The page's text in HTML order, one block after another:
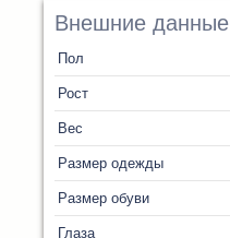
Внешние данные
Пол
Рост
Вес
Размер одежды
Размер обуви
Глаза